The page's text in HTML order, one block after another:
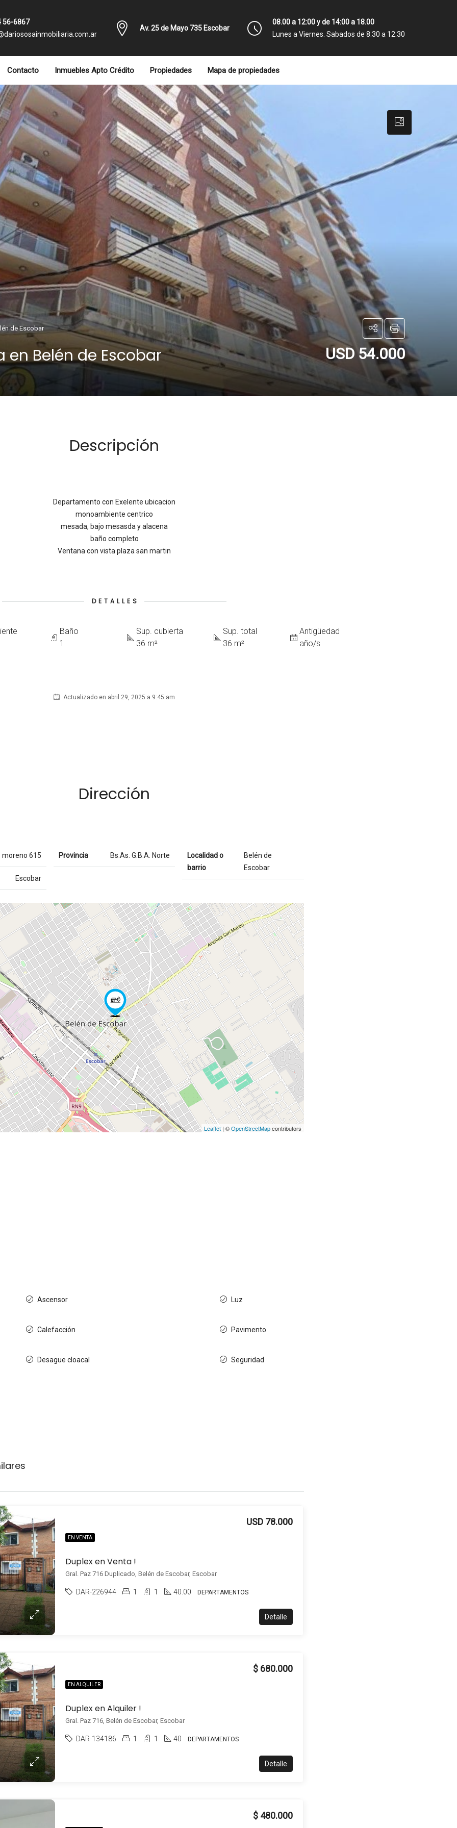
56-6867
Av. 25 de Mayo 735 Escobar
08.00 a 12:00 y de 14:00 a 18.00
Lunes a Viernes. Sabados de 8:30 a 12:30
Contacto Inmuebles Apto Crédito Propiedades Mapa de propiedades
de Escobar
Belén de Escobar USD 54.000
Descripción
Departamento con Exelente ubicacion
monoambiente centrico
mesada, bajo mesasda y alacena
baño completo
Ventana con vista plaza san martin
DETALLES
Baño
1
Sup. cubierta
36 m²
Sup. total
36 m²
Antigüedad
año/s
Actualizado en abril 29, 2025 a 9:45 am
Dirección
moreno 615
Escobar
Provincia Bs.As. G.B.A. Norte
Localidad o
barrio
Belén de
Escobar
Leaflet | ©OpenStreetMapcontributors
Ascensor
Calefacción
Desague cloacal
Luz
Pavimento
Seguridad
EN VENTA
Duplex en Venta !
USD 78.000
Gral. Paz 716 Duplicado, Belén de Escobar, Escobar
DAR-226944 1 1 40.00 DEPARTAMENTOS
Detalle
EN ALQUILER
Duplex en Alquiler !
$ 680.000
Gral. Paz 716, Belén de Escobar, Escobar
DAR-134186 1 1 40 DEPARTAMENTOS
Detalle
$ 480.000